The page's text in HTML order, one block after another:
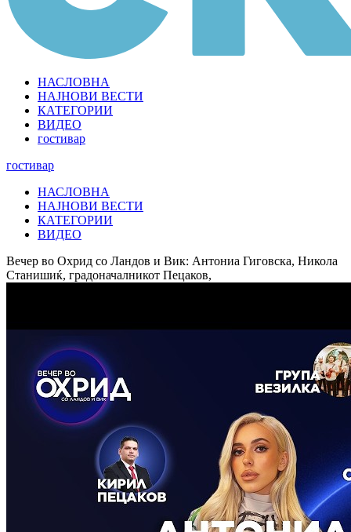
НАСЛОВНА
НАЈНОВИ ВЕСТИ
КАТЕГОРИИ
ВИДЕО
гостивар
гостивар
НАСЛОВНА
НАЈНОВИ ВЕСТИ
КАТЕГОРИИ
ВИДЕО
Вечер во Охрид со Ландов и Вик: Антониа Гиговска, Никола
Станишиќ, градоначалникот Пецаков,